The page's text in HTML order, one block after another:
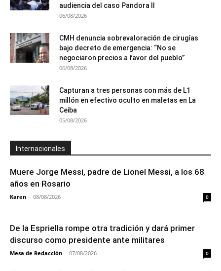
audiencia del caso Pandora II
06/08/2026
CMH denuncia sobrevaloración de cirugías
bajo decreto de emergencia: “No se
negociaron precios a favor del pueblo”
06/08/2026
Capturan a tres personas con más de L1
millón en efectivo oculto en maletas en La
Ceiba
05/08/2026
Internacionales
Muere Jorge Messi, padre de Lionel Messi, a los 68
años en Rosario
Karen - 08/08/2026 0
De la Espriella rompe otra tradición y dará primer
discurso como presidente ante militares
Mesa de Redacción - 07/08/2026 0